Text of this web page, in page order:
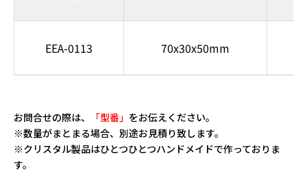
EEA-0113 70x30x50mm
お問合せの際は、 「型番」 をお伝えください。
※数量がまとまる場合、別途お見積り致します。
※クリスタル製品はひとつひとつハンドメイドで作っておりま
す。